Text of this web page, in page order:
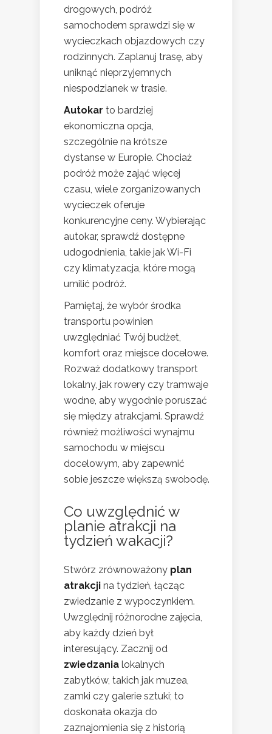
drogowych, podróż
samochodem sprawdzi się w
wycieczkach objazdowych czy
rodzinnych. Zaplanuj trasę, aby
uniknąć nieprzyjemnych
niespodzianek w trasie.
Autokar to bardziej
ekonomiczna opcja,
szczególnie na krótsze
dystanse w Europie. Chociaż
podróż może zająć więcej
czasu, wiele zorganizowanych
wycieczek oferuje
konkurencyjne ceny. Wybierając
autokar, sprawdź dostępne
udogodnienia, takie jak Wi-Fi
czy klimatyzacja, które mogą
umilić podróż.
Pamiętaj, że wybór środka
transportu powinien
uwzględniać Twój budżet,
komfort oraz miejsce docelowe.
Rozważ dodatkowy transport
lokalny, jak rowery czy tramwaje
wodne, aby wygodnie poruszać
się między atrakcjami. Sprawdź
również możliwości wynajmu
samochodu w miejscu
docelowym, aby zapewnić
sobie jeszcze większą swobodę.
Co uwzględnić w
planie atrakcji na
tydzień wakacji?
Stwórz zrównoważony plan
atrakcji na tydzień, łącząc
zwiedzanie z wypoczynkiem.
Uwzględnij różnorodne zajęcia,
aby każdy dzień był
interesujący. Zacznij od
zwiedzania lokalnych
zabytków, takich jak muzea,
zamki czy galerie sztuki; to
doskonała okazja do
zaznajomienia się z historią